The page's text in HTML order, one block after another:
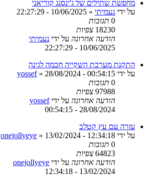
מחפשת שתילים של ג'ינסנג קוריאני
על ידי נעמיתי »
10/06/2025 - 22:27:29
0 תגובות
18230 צפיות
הודעה אחרונה על ידי נעמיתי
10/06/2025 - 22:27:29
התקנת מערכת השקייה חכמה לגינה
על ידי
yossef» 28/08/2024 - 00:54:15
0 תגובות
97988 צפיות
הודעה אחרונה על ידיyossef
28/08/2024 - 00:54:15
עזרה עם עץ קטלב
על ידי
onejollyeye » 13/02/2024 - 12:34:18
0 תגובות
64823 צפיות
הודעה אחרונה על ידי onejollyeye
13/02/2024 - 12:34:18